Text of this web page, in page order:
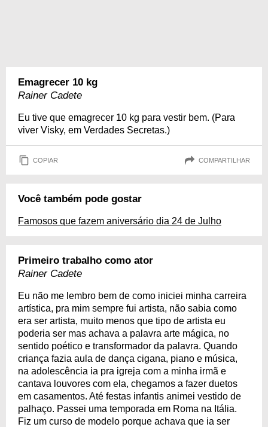
Emagrecer 10 kg
Rainer Cadete
Eu tive que emagrecer 10 kg para vestir bem. (Para
viver Visky, em Verdades Secretas.)
COPIAR COMPARTILHAR
Você também pode gostar
Famosos que fazem aniversário dia 24 de Julho
Primeiro trabalho como ator
Rainer Cadete
Eu não me lembro bem de como iniciei minha carreira
artística, pra mim sempre fui artista, não sabia como
era ser artista, muito menos que tipo de artista eu
poderia ser mas achava a palavra arte mágica, no
sentido poético e transformador da palavra. Quando
criança fazia aula de dança cigana, piano e música,
na adolescência ia pra igreja com a minha irmã e
cantava louvores com ela, chegamos a fazer duetos
em casamentos. Até festas infantis animei vestido de
palhaço. Passei uma temporada em Roma na Itália.
Fiz um curso de modelo porque achava que ia ser